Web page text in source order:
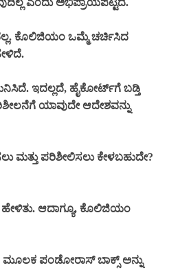
ಕೊಲಿಜಿಯಂ ಒಮ್ಮೆ ಚರ್ಚಿಸಿದ
ಇದಲ್ಲದೆ, ಹೈಕೋರ್ಟ್‌ಗೆ ಬಡ್ತಿ
ಯಾವುದೇ ಆದೇಶವನ್ನು
ಮತ್ತು ಪರಿಶೀಲಿಸಲು ಕೇಳಬಹುದೇ?
ಹೇಳಿತು. ಆದಾಗ್ಯೂ, ಕೊಲಿಜಿಯಂ
ಮೂಲಕ ಪಂಡೋರಾಸ್ ಬಾಕ್ಸ್ ಅನ್ನು